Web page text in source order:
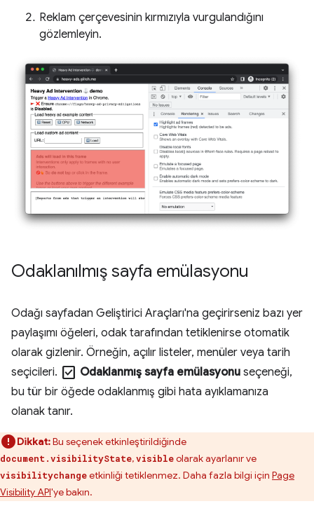
Reklam çerçevesinin kırmızıyla vurgulandığını
gözlemleyin.
Odaklanılmış sayfa emülasyonu
Odağı sayfadan Geliştirici Araçları'na geçirirseniz bazı yer
paylaşımı öğeleri, odak tarafından tetiklenirse otomatik
olarak gizlenir. Örneğin, açılır listeler, menüler veya tarih
seçicileri. check_box Odaklanmış sayfa emülasyonu seçeneği,
bu tür bir öğede odaklanmış gibi hata ayıklamanıza
olanak tanır.
Dikkat:Bu seçenek etkinleştirildiğinde
document.visibilityState,visibleolarak ayarlanır ve
visibilitychangeetkinliği tetiklenmez. Daha fazla bilgi için Page
Visibility API'ye bakın.